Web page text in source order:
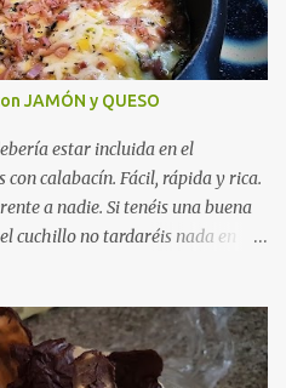
JAMÓN y QUESO
estar incluida en el
calabacín. Fácil, rápida y rica.
a nadie. Si tenéis una buena
cuchillo no tardaréis nada en
más de una noche. Ideal
la cena . Una alternativa
y la perfecta unión con el